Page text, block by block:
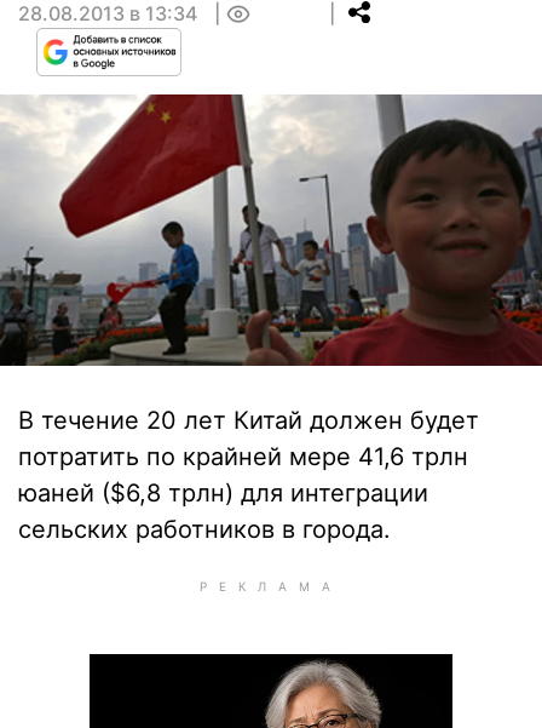
28.08.2013 в 13:34
В течение 20 лет Китай должен будет
потратить по крайней мере 41,6 трлн
юаней ($6,8 трлн) для интеграции
сельских работников в города.